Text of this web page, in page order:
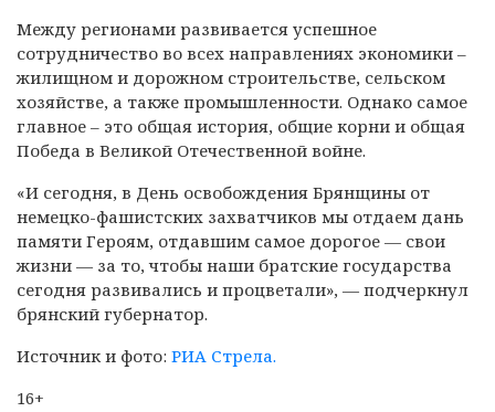
Между регионами развивается успешное
сотрудничество во всех направлениях экономики –
жилищном и дорожном строительстве, сельском
хозяйстве, а также промышленности. Однако самое
главное – это общая история, общие корни и общая
Победа в Великой Отечественной войне.
«И сегодня, в День освобождения Брянщины от
немецко-фашистских захватчиков мы отдаем дань
памяти Героям, отдавшим самое дорогое — свои
жизни — за то, чтобы наши братские государства
сегодня развивались и процветали», — подчеркнул
брянский губернатор.
Источник и фото: РИА Стрела.
16+